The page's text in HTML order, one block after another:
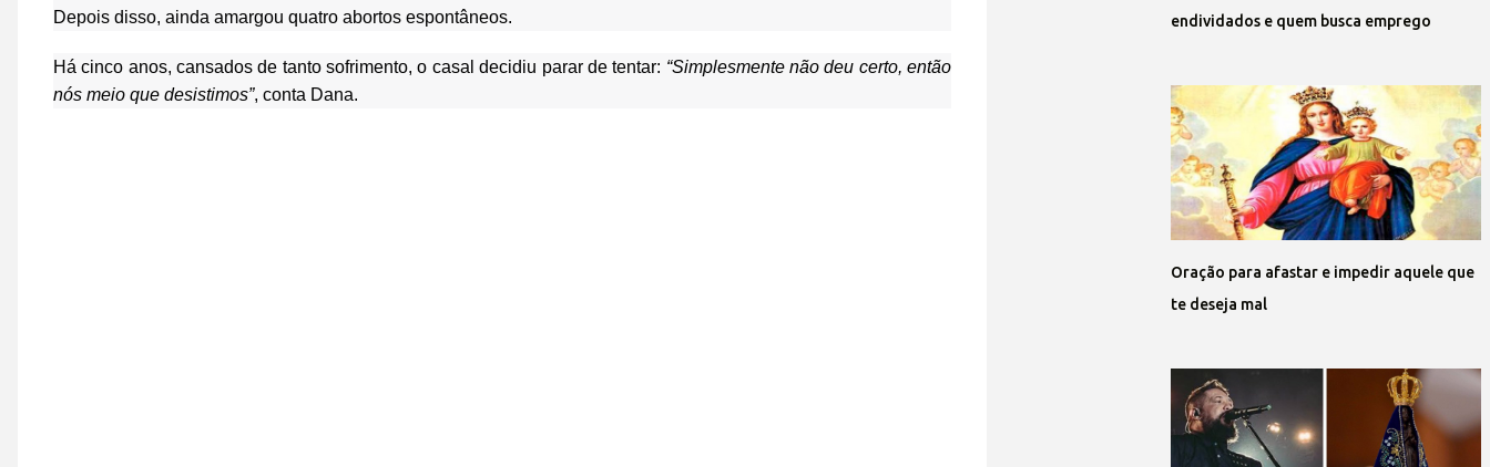
Depois disso, ainda amargou quatro abortos espontâneos.
Há cinco anos, cansados de tanto sofrimento, o casal decidiu parar de tentar: “Simplesmente não deu certo, então
nós meio que desistimos”, conta Dana.
endividados e quem busca emprego
Oração para afastar e impedir aquele que
te deseja mal